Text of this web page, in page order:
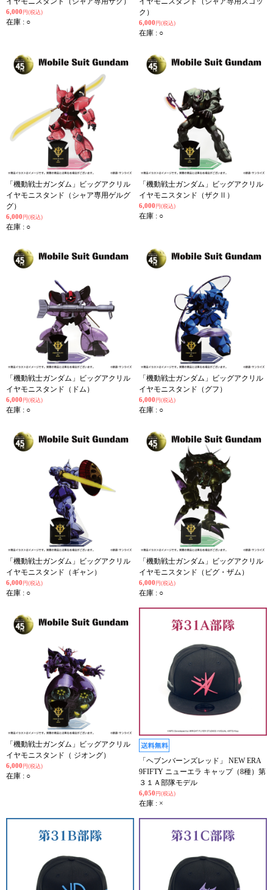
6,000 円(税込)
在庫 : ○
ク）
6,000 円(税込)
在庫 : ○
「機動戦士ガンダム」ビッグアクリル
イヤモニスタンド（シャア専用ゲルグ
グ）
6,000 円(税込)
在庫 : ○
「機動戦士ガンダム」ビッグアクリル
イヤモニスタンド（ザクⅡ）
6,000 円(税込)
在庫 : ○
「機動戦士ガンダム」ビッグアクリル
イヤモニスタンド（ドム）
6,000 円(税込)
在庫 : ○
「機動戦士ガンダム」ビッグアクリル
イヤモニスタンド（グフ）
6,000 円(税込)
在庫 : ○
「機動戦士ガンダム」ビッグアクリル
イヤモニスタンド（ギャン）
6,000 円(税込)
在庫 : ○
「機動戦士ガンダム」ビッグアクリル
イヤモニスタンド（ビグ・ザム）
6,000 円(税込)
在庫 : ○
「機動戦士ガンダム」ビッグアクリル
イヤモニスタンド（ ジオング）
6,000 円(税込)
在庫 : ○
「ヘブンバーンズレッド」 NEW ERA
9FIFTY ニューエラ キャップ（8種）第
３１Ａ部隊モデル
6,050 円(税込)
在庫 : ×